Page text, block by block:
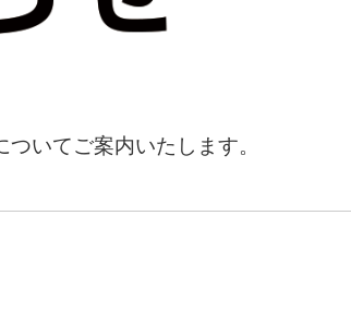
ついてご案内いたします。